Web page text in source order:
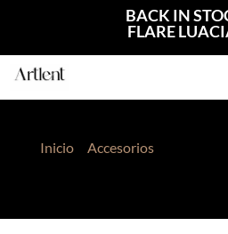
BACK IN
FLARE
Inicio> Accesorios> Corset